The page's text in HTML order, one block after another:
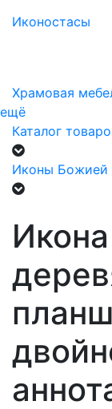
Иконостасы
Храмовая
ещё
Каталог
Иконы Божией